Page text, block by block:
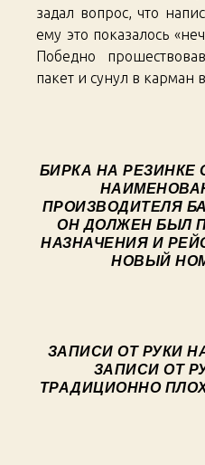
задал вопрос, что
ему это показалось
Победно
пакет и сунул в карман
БИРКА НА
ПРОИЗВОДИТЕЛЯ
ОН ДОЛЖЕН БЫЛ
НАЗНАЧЕНИЯ И
НОВЫЙ
ЗАПИСИ ОТ РУКИ
ЗАПИСИ ОТ
ТРАДИЦИОННО